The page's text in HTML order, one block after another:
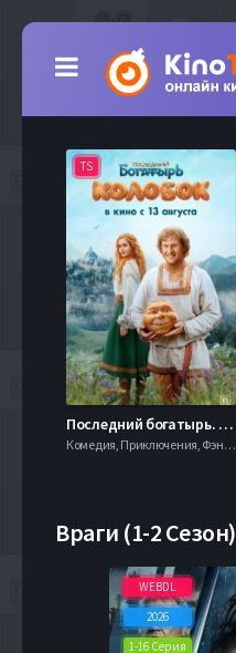
TS
Последний богатырь. Колобок (2026)
Комедия, Приключения, Фэнтези,
Враги (1-2 Сезон)
WEBDL
2026
1-16 Серия